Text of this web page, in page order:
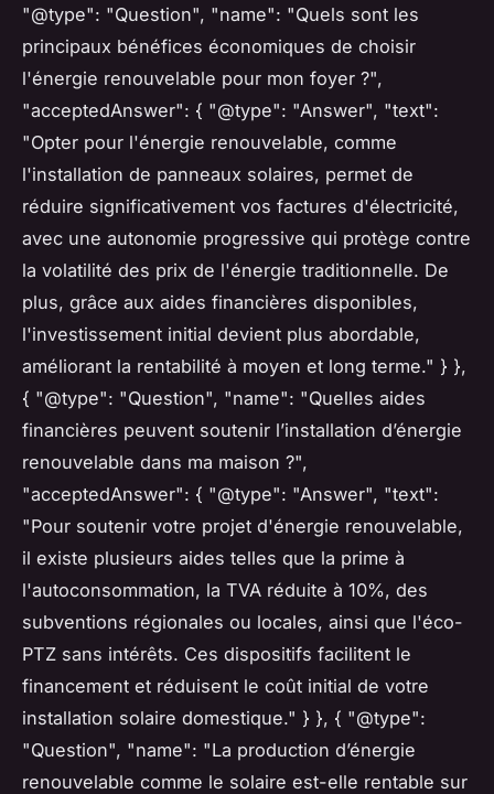
"@type": "Question", "name": "Quels sont les
principaux bénéfices économiques de choisir
l'énergie renouvelable pour mon foyer ?",
"acceptedAnswer": { "@type": "Answer", "text":
"Opter pour l'énergie renouvelable, comme
l'installation de panneaux solaires, permet de
réduire significativement vos factures d'électricité,
avec une autonomie progressive qui protège contre
la volatilité des prix de l'énergie traditionnelle. De
plus, grâce aux aides financières disponibles,
l'investissement initial devient plus abordable,
améliorant la rentabilité à moyen et long terme." } },
{ "@type": "Question", "name": "Quelles aides
financières peuvent soutenir l’installation d’énergie
renouvelable dans ma maison ?",
"acceptedAnswer": { "@type": "Answer", "text":
"Pour soutenir votre projet d'énergie renouvelable,
il existe plusieurs aides telles que la prime à
l'autoconsommation, la TVA réduite à 10%, des
subventions régionales ou locales, ainsi que l'éco-
PTZ sans intérêts. Ces dispositifs facilitent le
financement et réduisent le coût initial de votre
installation solaire domestique." } }, { "@type":
"Question", "name": "La production d’énergie
renouvelable comme le solaire est-elle rentable sur